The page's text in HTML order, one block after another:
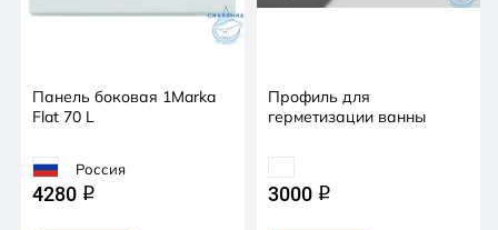
Панель боковая 1Marka
Flat 70 L
Россия
4280 q
Профиль для
герметизации ванны
3000 q